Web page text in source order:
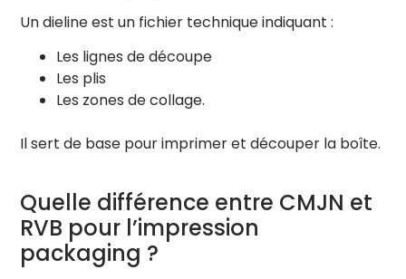
Un dieline est un fichier technique indiquant :
Les lignes de découpe
Les plis
Les zones de collage.
Il sert de base pour imprimer et découper la boîte.
Quelle différence entre CMJN et
RVB pour l’impression
packaging ?